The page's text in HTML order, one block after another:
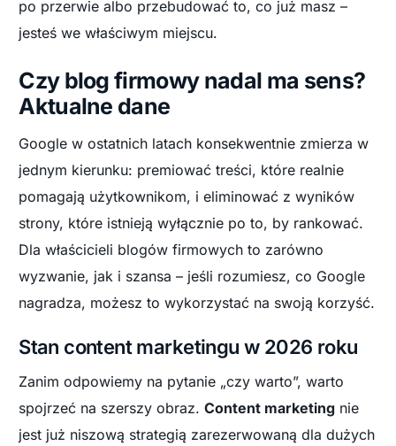
po przerwie albo przebudować to, co już masz –
jesteś we właściwym miejscu.
Czy blog firmowy nadal ma sens?
Aktualne dane
Google w ostatnich latach konsekwentnie zmierza w
jednym kierunku: premiować treści, które realnie
pomagają użytkownikom, i eliminować z wyników
strony, które istnieją wyłącznie po to, by rankować.
Dla właścicieli blogów firmowych to zarówno
wyzwanie, jak i szansa – jeśli rozumiesz, co Google
nagradza, możesz to wykorzystać na swoją korzyść.
Stan content marketingu w 2026 roku
Zanim odpowiemy na pytanie „czy warto”, warto
spojrzeć na szerszy obraz.Content marketing nie
jest już niszową strategią zarezerwowaną dla dużych